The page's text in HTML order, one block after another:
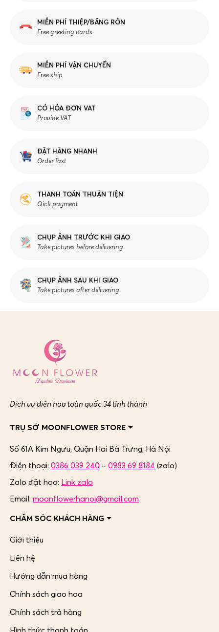
MIỄN PHÍ THIỆP/BĂNG RÔN
Free greeting cards
MIỄN PHÍ VẬN CHUYỂN
Free ship
CÓ HÓA ĐƠN VAT
Provide VAT
ĐẶT HÀNG NHANH
Order fast
THANH TOÁN THUẬN TIỆN
Qick payment
CHỤP ẢNH TRƯỚC KHI GIAO
Take pictures before delivering
CHỤP ẢNH SAU KHI GIAO
Take pictures after delivering
Dịch vụ điện hoa toàn quốc 34 tỉnh thành
TRỤ SỞ MOONFLOWER STORE
Số 61A Kim Ngưu, Quận Hai Bà Trưng, Hà Nội
Điện thoại: 0386 039 240 – 0983 69 8184 (zalo)
Zalo đặt hoa: Link zalo
Email: moonflowerhanoi@gmail.com
CHĂM SÓC KHÁCH HÀNG
Giới thiệu
Liên hệ
Hướng dẫn mua hàng
Chính sách giao hoa
Chính sách trả hàng